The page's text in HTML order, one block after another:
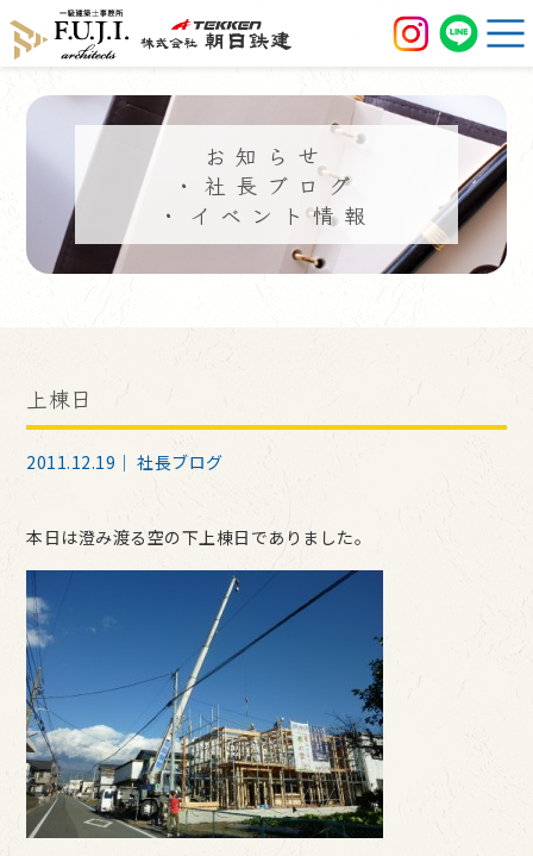
お知らせ
・社長ブログ
・イベント情報
上棟日
2011.12.19｜社長ブログ
本日は澄み渡る空の下上棟日でありました。